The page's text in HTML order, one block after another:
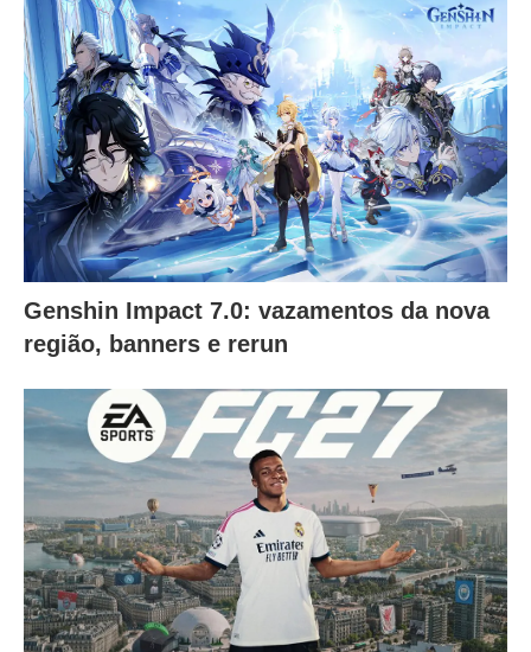
Genshin Impact 7.0: vazamentos da nova
região, banners e rerun